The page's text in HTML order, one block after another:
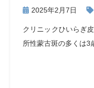
2025年2月7日
クリニックひいらぎ
所性蒙古斑の多くは3